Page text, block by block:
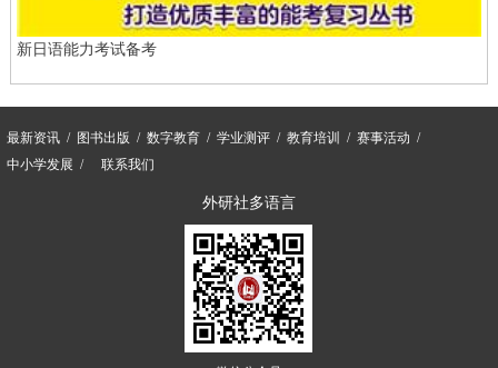
新日语能力考试备考
最新资讯 图书出版 数字教育 学业测评 教育培训
赛事活动
中小学发展
联系我们
外研社多语言